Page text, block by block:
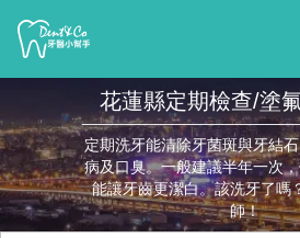
花蓮縣定期檢查/塗
定期洗牙能清除牙菌斑與牙結
病及口臭。一般建議半年一次
能讓牙齒更潔白。該洗牙了嗎
師！